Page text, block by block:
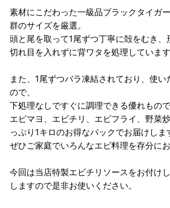
素材にこだわった一級品ブラックタイガ
群のサイズを厳選。
頭と尾を取って1尾ずつ丁寧に殻をむき、
切れ目を入れずに背ワタを処理しています
また、1尾ずつバラ凍結されており、使
ので、
下処理なしですぐに調理できる優れもので
エビマヨ、エビチリ、エビフライ、野菜
っぷり1キロのお得なパックでお届けしま
ぜひご家庭でいろんなエビ料理を存分に
今回は当店特製エビチリソースをお付け
しますので是非お使いください。